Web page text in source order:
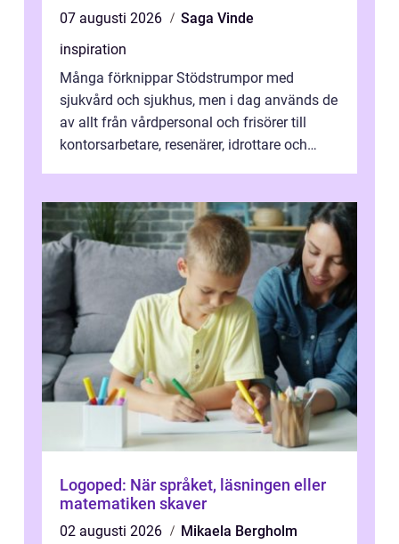
07 augusti 2026
Saga Vinde
inspiration
Många förknippar Stödstrumpor med
sjukvård och sjukhus, men i dag används de
av allt från vårdpersonal och frisörer till
kontorsarbetare, resenärer, idrottare och
Logoped: När språket, läsningen eller
matematiken skaver
02 augusti 2026
Mikaela Bergholm